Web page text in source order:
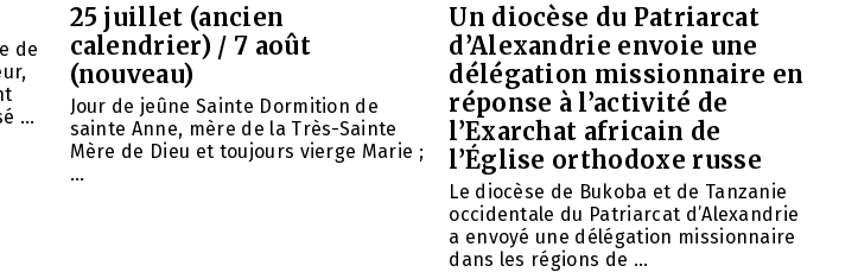
de
...
25 juillet (ancien
calendrier) / 7 août
(nouveau)
Jour de jeûne Sainte Dormition de
sainte Anne, mère de la Très-Sainte
Mère de Dieu et toujours vierge Marie ;
...
Un diocèse du Patriarcat
d’Alexandrie envoie une
délégation missionnaire en
réponse à l’activité de
l’Exarchat africain de
l’Église orthodoxe russe
Le diocèse de Bukoba et de Tanzanie
occidentale du Patriarcat d’Alexandrie
a envoyé une délégation missionnaire
dans les régions de ...